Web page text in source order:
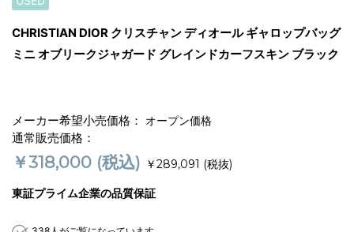
CHRISTIAN DIOR クリスチャン ディオール ギャロップバッグ
ミニ オブリークジャガード グレインドカーフスキン ブラック
メーカー希望小売価格： オープン価格
通常販売価格：
￥318,000 (税込) ￥289,091 (税抜)
東証プライム企業の品質保証